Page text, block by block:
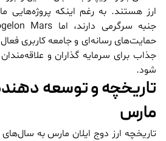
ارز هستند. به رغم اینکه پروژه‌هایی
حمایت‌های رسانه‌ای و جامعه کاربری
جذاب برای سرمایه گذاران و
شود.
تاریخچه و توسعه
مارس
تاریخچه ارز دوج ایلان مارس به سال‌های